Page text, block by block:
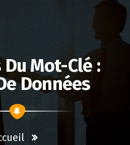
Mot-Clé :
Données